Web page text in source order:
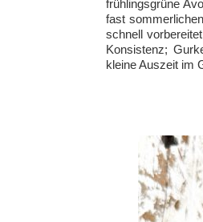
frühlingsgrüne
fast
schnell
Konsistenz;
kleine Auszeit im